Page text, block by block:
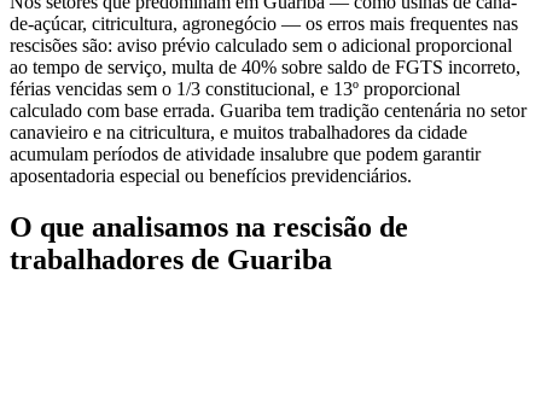
de-açúcar, citricultura, agronegócio — os erros mais frequentes nas
rescisões são: aviso prévio calculado sem o adicional proporcional
ao tempo de serviço, multa de 40% sobre saldo de FGTS incorreto,
férias vencidas sem o 1/3 constitucional, e 13º proporcional
calculado com base errada. Guariba tem tradição centenária no setor
canavieiro e na citricultura, e muitos trabalhadores da cidade
acumulam períodos de atividade insalubre que podem garantir
aposentadoria especial ou benefícios previdenciários.
O que analisamos na rescisão de
trabalhadores de Guariba